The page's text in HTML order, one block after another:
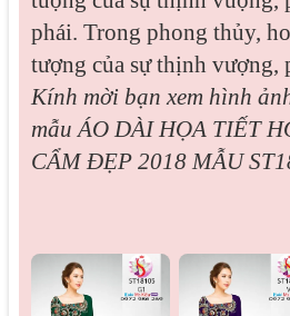
phái. Trong phong thủy,
tượng của sự thịnh vượng,
Kính mời bạn xem hình
mẫuÁO DÀI HỌA TIẾT
CẨM ĐẸP 2018 MẪU